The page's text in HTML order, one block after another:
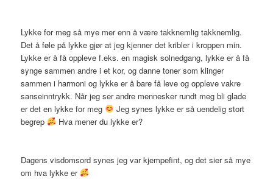
Lykke for meg så mye mer enn å være takknemlig takknemlig.
Det å føle på lykke gjør at jeg kjenner det kribler i kroppen min.
Lykke er å få oppleve f.eks. en magisk solnedgang, lykke er å få
synge sammen andre i et kor, og danne toner som klinger
sammen i harmoni og lykke er å bare få leve og oppleve vakre
sanseinntrykk. Når jeg ser andre mennesker rundt meg bli glade
er det en lykke for meg
Jeg synes lykke er så uendelig stort
begrep
Hva mener du lykke er?
Dagens visdomsord synes jeg var kjempefint, og det sier så mye
om hva lykke er